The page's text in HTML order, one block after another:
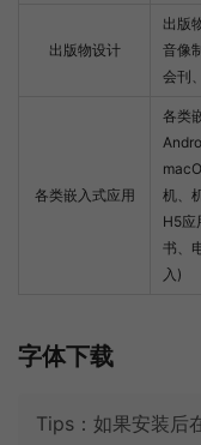
出版物设计
出版
音像
会刊
各类嵌入式应用
各类
机、
H5应
书、
入)
字体下载
Tips：如果安装后